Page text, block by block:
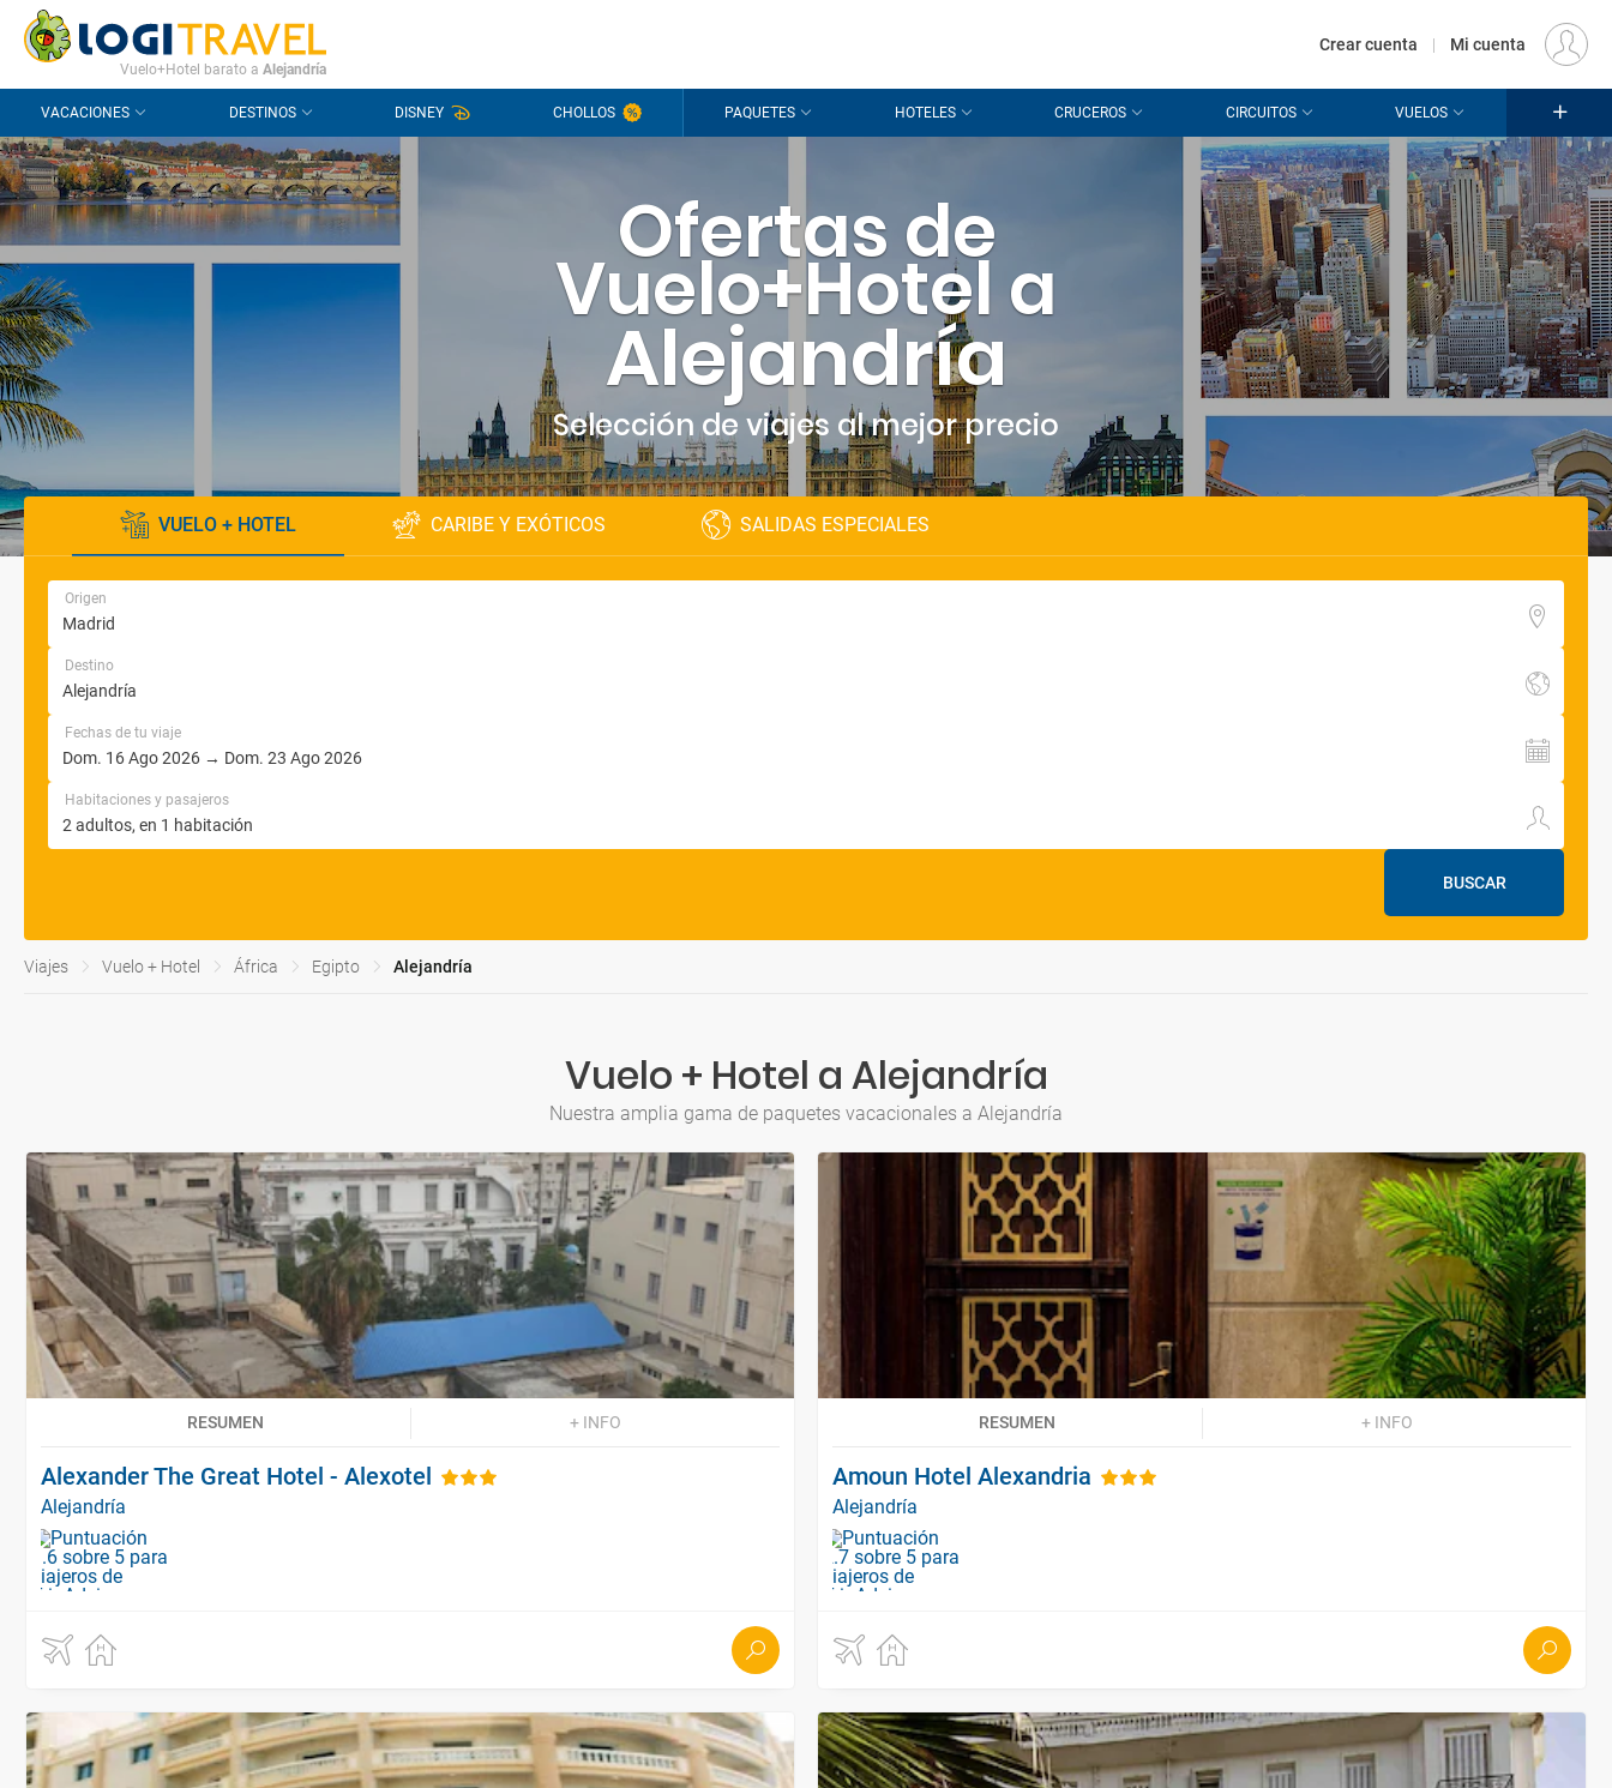
CONTACTO PREGUNTAS FRECUENTES EUR
Vuelo+Hotel barato a Alejandría
Crear cuenta | Mi cuenta
VACACIONES DESTINOS DISNEY CHOLLOS PAQUETES HOTELES CRUCEROS CIRCUITOS VUELOS
Ofertas de
Vuelo+Hotel a
Alejandría
Selección de viajes al mejor precio
VUELO + HOTEL CARIBE Y EXÓTICOS SALIDAS ESPECIALES
Origen
Destino
Fechas de tu viaje
Habitaciones y pasajeros
BUSCAR
Viajes Vuelo + Hotel África Egipto Alejandría
Vuelo + Hotel a Alejandría
Nuestra amplia gama de paquetes vacacionales a Alejandría
RESUMEN + INFO
Alexander The Great Hotel - Alexotel
Alejandría
RESUMEN + INFO
Amoun Hotel Alexandria
Alejandría